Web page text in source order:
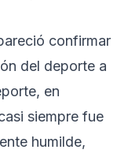
confirmar
del deporte a
en
siempre fue
humilde,